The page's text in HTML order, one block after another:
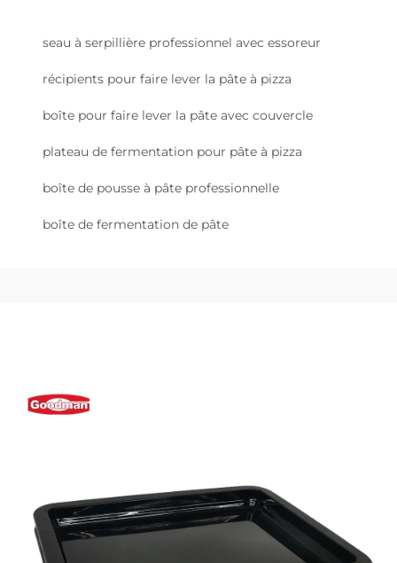
seau à serpillière professionnel avec essoreur
récipients pour faire lever la pâte à pizza
boîte pour faire lever la pâte avec couvercle
plateau de fermentation pour pâte à pizza
boîte de pousse à pâte professionnelle
boîte de fermentation de pâte